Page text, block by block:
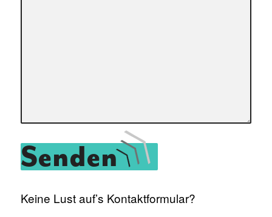
Keine Lust auf’s Kontaktformular?